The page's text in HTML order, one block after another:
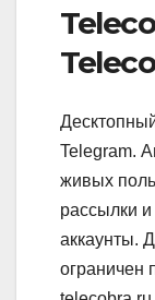
Telegram.
живых
рассылки и
аккаунты.
ограничен